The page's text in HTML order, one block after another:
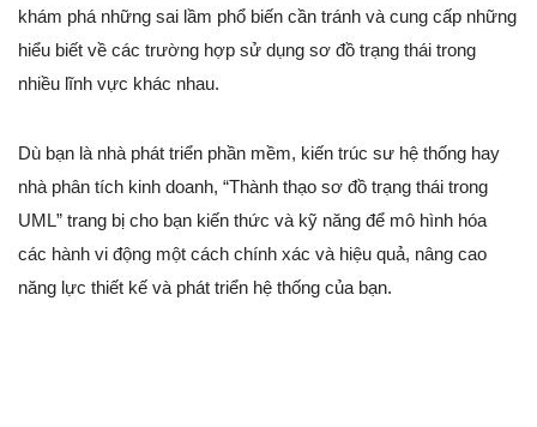
khám phá những sai lầm phổ biến cần tránh và cung cấp những
hiểu biết về các trường hợp sử dụng sơ đồ trạng thái trong
nhiều lĩnh vực khác nhau.
Dù bạn là nhà phát triển phần mềm, kiến trúc sư hệ thống hay
nhà phân tích kinh doanh, “Thành thạo sơ đồ trạng thái trong
UML” trang bị cho bạn kiến thức và kỹ năng để mô hình hóa
các hành vi động một cách chính xác và hiệu quả, nâng cao
năng lực thiết kế và phát triển hệ thống của bạn.